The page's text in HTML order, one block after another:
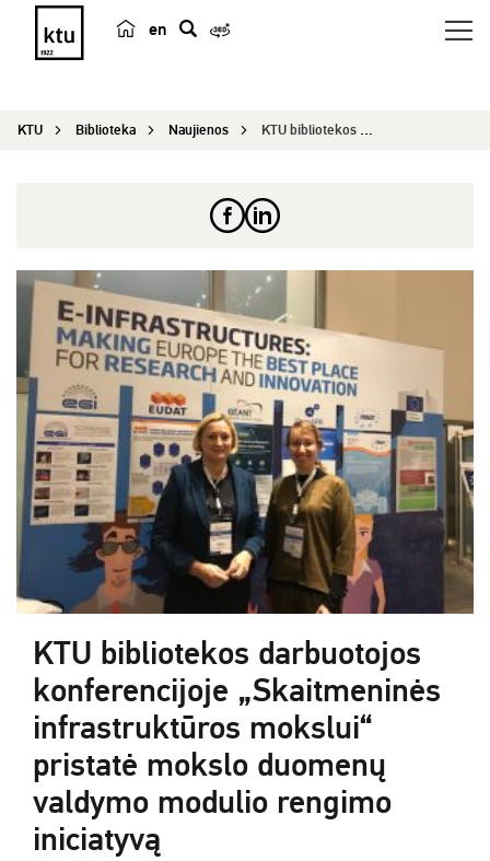
en
e
KTU Biblioteka Naujienos KTU bibliotekos darbuotojos konferencijoje „Skai...
KTU bibliotekos darbuotojos
konferencijoje „Skaitmeninės
infrastruktūros mokslui“
pristatė mokslo duomenų
valdymo modulio rengimo
iniciatyvą